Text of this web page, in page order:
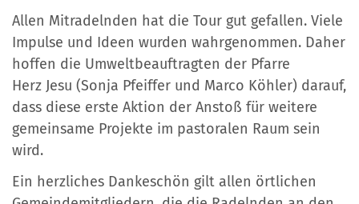
Allen Mitradelnden hat die Tour gut gefallen. Viele
Impulse und Ideen wurden wahrgenommen. Daher
hoffen die Umweltbeauftragten der Pfarre
Herz Jesu (Sonja Pfeiffer und Marco Köhler) darauf,
dass diese erste Aktion der Anstoß für weitere
gemeinsame Projekte im pastoralen Raum sein
wird.
Ein herzliches Dankeschön gilt allen örtlichen